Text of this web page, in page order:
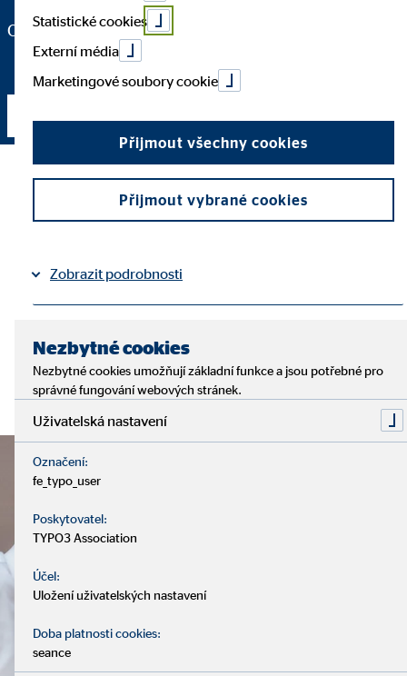
Obchodní vedoucí pro OVB Allfinanz, a.s.
Statistické cookies
Externí média
Marketingové soubory cookie
Přijmout všechny cookies
Přijmout vybrané cookies
Zobrazit podrobnosti
Nezbytné cookies
Nezbytné cookies umožňují základní funkce a jsou potřebné pro
správné fungování webových stránek.
Uživatelská nastavení
Označení:
fe_typo_user
Poskytovatel:
TYPO3 Association
Účel:
Uložení uživatelských nastavení
Doba platnosti cookies:
seance